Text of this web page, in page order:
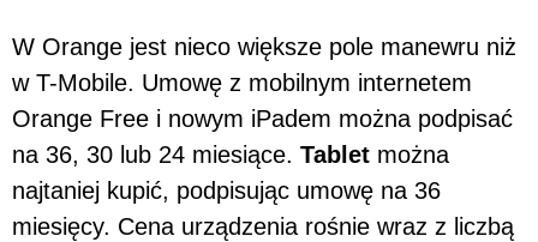
W Orange jest nieco większe pole manewru niż
w T-Mobile. Umowę z mobilnym internetem
Orange Free i nowym iPadem można podpisać
na 36, 30 lub 24 miesiące. Tablet można
najtaniej kupić, podpisując umowę na 36
miesięcy. Cena urządzenia rośnie wraz z liczbą